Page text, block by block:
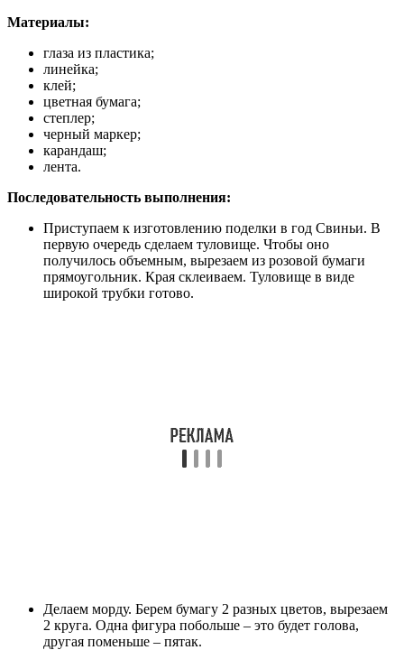
Материалы:
глаза из пластика;
линейка;
клей;
цветная бумага;
степлер;
черный маркер;
карандаш;
лента.
Последовательность выполнения:
Приступаем к изготовлению поделки в год Свиньи. В
первую очередь сделаем туловище. Чтобы оно
получилось объемным, вырезаем из розовой бумаги
прямоугольник. Края склеиваем. Туловище в виде
широкой трубки готово.
Делаем морду. Берем бумагу 2 разных цветов, вырезаем
2 круга. Одна фигура побольше – это будет голова,
другая поменьше – пятак.